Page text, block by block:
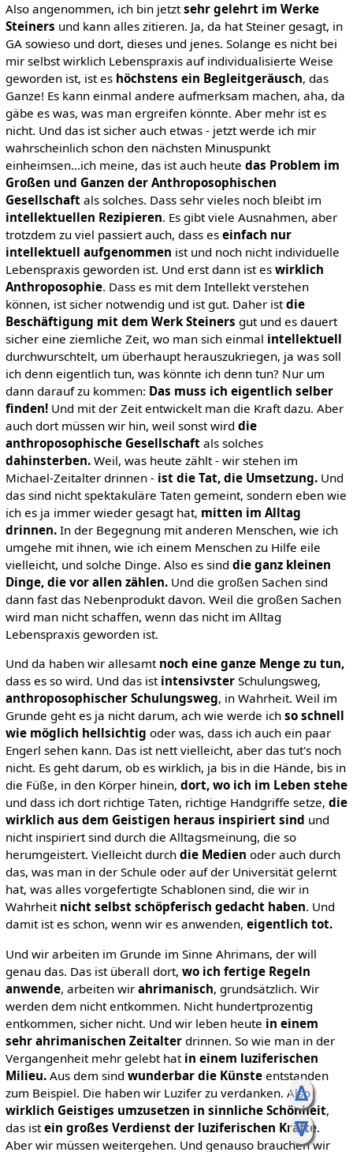
ᐃ
ᐁ
Also angenommen, ich bin jetztsehr gelehrt im Werke
Steiners und kann alles zitieren. Ja, da hat Steiner gesagt, in
GA sowieso und dort, dieses und jenes. Solange es nicht bei
mir selbst wirklich Lebenspraxis auf individualisierte Weise
geworden ist, ist es höchstens ein Begleitgeräusch, das
Ganze! Es kann einmal andere aufmerksam machen, aha, da
gäbe es was, was man ergreifen könnte. Aber mehr ist es
nicht. Und das ist sicher auch etwas - jetzt werde ich mir
wahrscheinlich schon den nächsten Minuspunkt
einheimsen...ich meine, das ist auch heute das Problem im
Großen und Ganzen der Anthroposophischen
Gesellschaftals solches. Dass sehr vieles noch bleibt im
intellektuellen Rezipieren. Es gibt viele Ausnahmen, aber
trotzdem zu viel passiert auch, dass es einfach nur
intellektuell aufgenommen ist und noch nicht individuelle
Lebenspraxis geworden ist. Und erst dann ist es wirklich
Anthroposophie. Dass es mit dem Intellekt verstehen
können, ist sicher notwendig und ist gut. Daher istdie
Beschäftigung mit dem Werk Steiners gut und es dauert
sicher eine ziemliche Zeit, wo man sich einmal intellektuell
durchwurschtelt, um überhaupt herauszukriegen, ja was soll
ich denn eigentlich tun, was könnte ich denn tun? Nur um
dann darauf zu kommen: Das muss ich eigentlich selber
finden!Und mit der Zeit entwickelt man die Kraft dazu. Aber
auch dort müssen wir hin, weil sonst wird die
anthroposophische Gesellschaftals solches
dahinsterben.Weil, was heute zählt - wir stehen im
Michael-Zeitalter drinnen - ist die Tat, die Umsetzung.Und
das sind nicht spektakuläre Taten gemeint, sondern eben wie
ich es ja immer wieder gesagt hat, mitten im Alltag
drinnen.In der Begegnung mit anderen Menschen, wie ich
umgehe mit ihnen, wie ich einem Menschen zu Hilfe eile
vielleicht, und solche Dinge. Also es sind die ganz kleinen
Dinge, die vor allen zählen.Und die großen Sachen sind
dann fast das Nebenprodukt davon. Weil die großen Sachen
wird man nicht schaffen, wenn das nicht im Alltag
Lebenspraxis geworden ist.
Und da haben wir allesamt noch eine ganze Menge zu tun,
dass es so wird. Und das ist intensivsterSchulungsweg,
anthroposophischer Schulungsweg, in Wahrheit. Weil im
Grunde geht es ja nicht darum, ach wie werde ich so schnell
wie möglich hellsichtig oder was, dass ich auch ein paar
Engerl sehen kann. Das ist nett vielleicht, aber das tut's noch
nicht. Es geht darum, ob es wirklich, ja bis in die Hände, bis in
die Füße, in den Körper hinein, dort, wo ich im Leben stehe
und dass ich dort richtige Taten, richtige Handgriffe setze, die
wirklich aus dem Geistigen heraus inspiriert sind und
nicht inspiriert sind durch die Alltagsmeinung, die so
herumgeistert. Vielleicht durch die Medien oder auch durch
das, was man in der Schule oder auf der Universität gelernt
hat, was alles vorgefertigte Schablonen sind, die wir in
Wahrheit nicht selbst schöpferisch gedacht haben. Und
damit ist es schon, wenn wir es anwenden, eigentlich tot.
Und wir arbeiten im Grunde im Sinne Ahrimans, der will
genau das. Das ist überall dort, wo ich fertige Regeln
anwende, arbeiten wir ahrimanisch, grundsätzlich. Wir
werden dem nicht entkommen. Nicht hundertprozentig
entkommen, sicher nicht. Und wir leben heute in einem
sehr ahrimanischen Zeitalterdrinnen. So wie man in der
Vergangenheit mehr gelebt hat in einem luziferischen
Milieu.Aus dem sind wunderbar die Künsteentstanden
zum Beispiel. Die haben wir Luzifer zu verdanken. Also
wirklich Geistiges umzusetzen in sinnliche Schönheit,
das istein großes Verdienst der luziferischen Kräfte.
Aber wir müssen weitergehen. Und genauso brauchen wir